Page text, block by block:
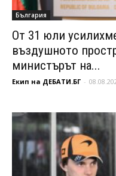
България
От 31 юли
въздушното
министърът на...
Екип на ДЕБАТИ.БГ -